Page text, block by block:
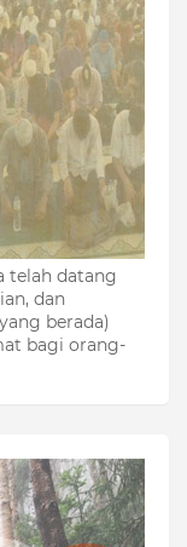
telah datang
dan
berada)
bagi orang-